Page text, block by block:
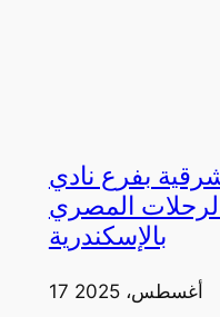
بفرع نادي
المصري
بالإسكندرية
17 أغسطس، 2025